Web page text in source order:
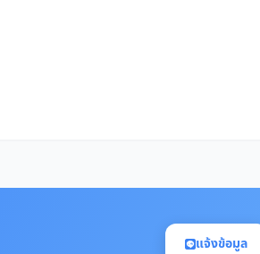
แจ้งข้อมูล